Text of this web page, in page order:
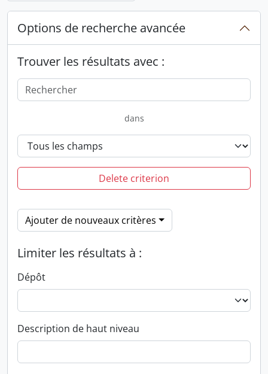
Options de recherche avancée
Trouver les résultats avec :
dans
Delete criterion
Ajouter de nouveaux critères
Limiter les résultats à :
Dépôt
Description de haut niveau